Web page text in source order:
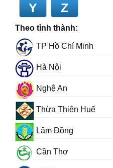
Y
Z
Theo tỉnh thành:
TP Hồ Chí Minh
Hà Nội
Nghệ An
Thừa Thiên Huế
Lâm Đồng
Cần Thơ